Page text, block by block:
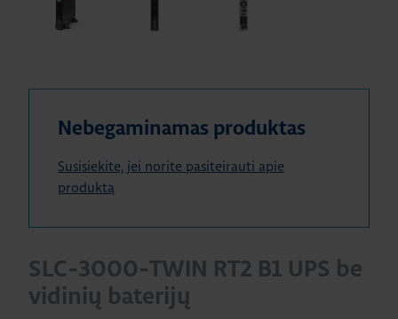
Nebegaminamas produktas
Susisiekite, jei norite pasiteirauti apie
produktą
SLC-3000-TWIN RT2 B1 UPS be
vidinių baterijų